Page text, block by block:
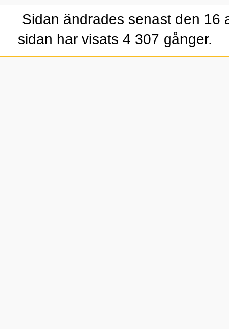
Sidan ändrades senast den 16
sidan har visats 4 307 gånger.